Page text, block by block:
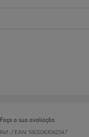
Faça a sua avaliação
Ref. / EAN: 5601063061547